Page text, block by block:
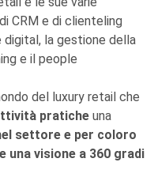
CRM e di clienteling
la gestione della
e il people
del luxury retail che
pratiche una
settore e per coloro
una visione a 360 gradi